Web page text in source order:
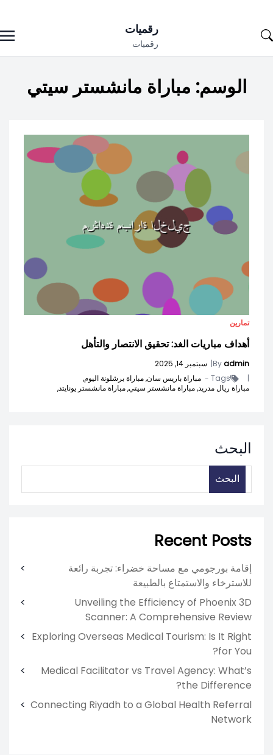
to
رقميات
رقميات
الوسم: مباراة مانشستر سيتي
تمارين
أهداف مباريات الغد: تحقيق الانتصار والتأهل
Byadmin
| سبتمبر 14, 2025
|
Tags - مباراة باريس سان,مباراة برشلونة اليوم,
مباراة ريال مدريد,مباراة مانشستر سيتي,مباراة مانشستر يونايتد,
البحث
البحث
Recent Posts
إقامة بورجومي مع مساحة خضراء: تجربة رائعة
للاسترخاء والاستمتاع بالطبيعة
Unveiling the Efficiency of Phoenix 3D
Scanner: A Comprehensive Review
Exploring Overseas Medical Tourism: Is It Right
for You?
Medical Facilitator vs Travel Agency: What’s
the Difference?
Connecting Riyadh to a Global Health Referral
Network